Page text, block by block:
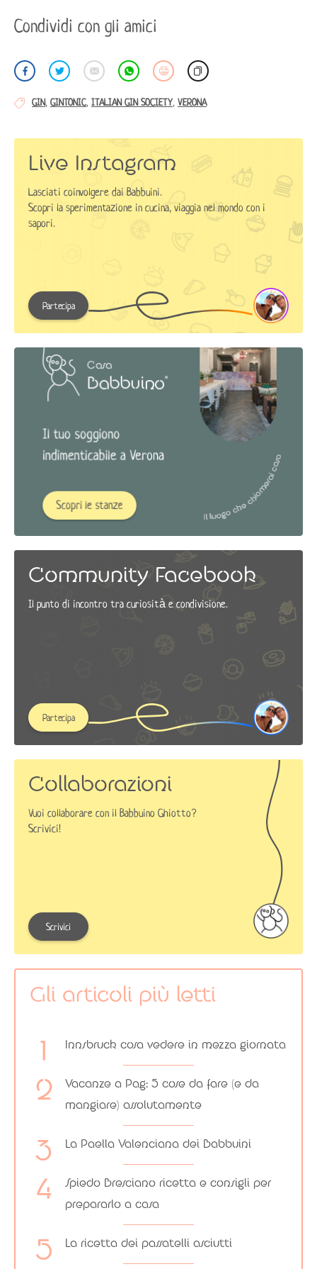
Condividi con gli amici
GIN, GINTONIC, ITALIAN GIN SOCIETY, VERONA
Live Instagram
Lasciati coinvolgere dai Babbuini.
Scopri la sperimentazione in cucina, viaggia nel mondo con i
sapori.
Partecipa
Community Facebook
Il punto di incontro tra curiosità e condivisione.
Partecipa
Collaborazioni
Vuoi collaborare con il Babbuino Ghiotto?
Scrivici!
Scrivici
Gli articoli più letti
Innsbruck cosa vedere in mezza giornata
Vacanze a Pag: 5 cose da fare (e da
mangiare) assolutamente
La Paella Valenciana dei Babbuini
Spiedo Bresciano ricetta e consigli per
prepararlo a casa
La ricetta dei passatelli asciutti